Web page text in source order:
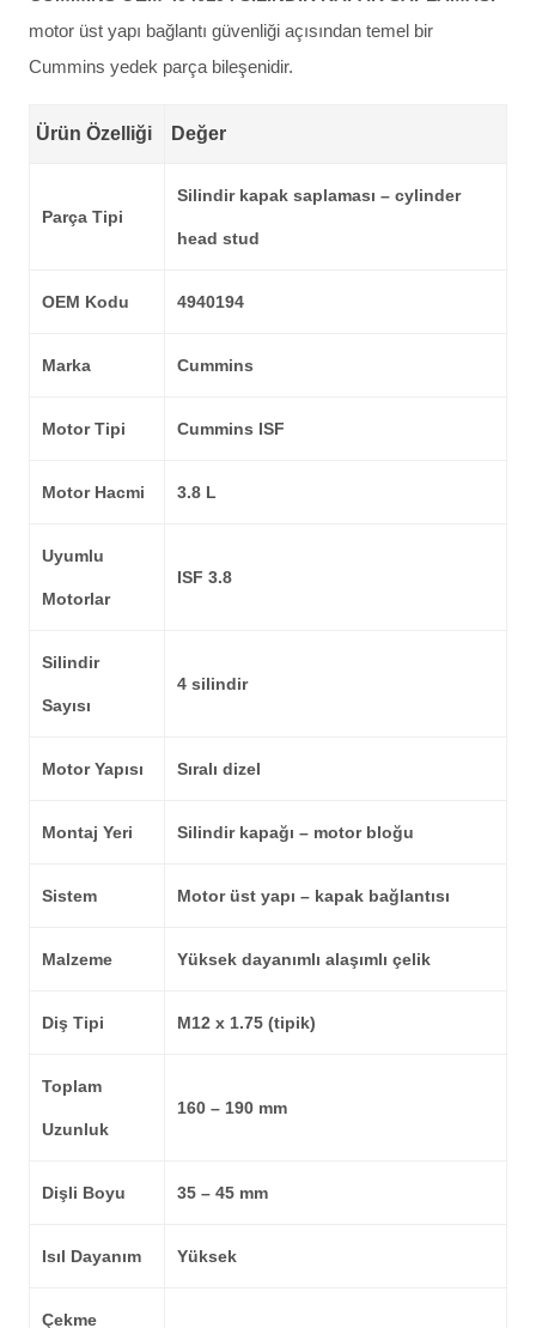
motor üst yapı bağlantı güvenliği açısından temel bir
Cummins yedek parça bileşenidir.
Ürün Özelliği Değer
Parça Tipi
Silindir kapak saplaması – cylinder
head stud
OEM Kodu 4940194
Marka Cummins
Motor Tipi Cummins ISF
Motor Hacmi 3.8 L
Uyumlu
Motorlar
ISF 3.8
Silindir
Sayısı
4 silindir
Motor Yapısı Sıralı dizel
Montaj Yeri Silindir kapağı – motor bloğu
Sistem Motor üst yapı – kapak bağlantısı
Malzeme Yüksek dayanımlı alaşımlı çelik
Diş Tipi M12 x 1.75 (tipik)
Toplam
Uzunluk
160 – 190 mm
Dişli Boyu 35 – 45 mm
Isıl Dayanım Yüksek
Çekme